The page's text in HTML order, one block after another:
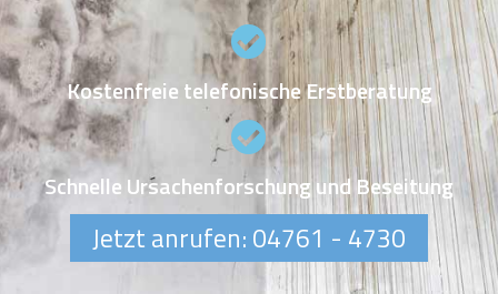
Kostenfreie telefonische Erstberatung
Schnelle Ursachenforschung und Beseitung
Jetzt anrufen: 04761 - 4730